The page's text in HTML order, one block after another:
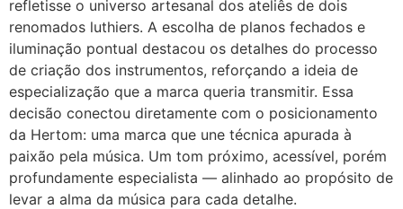
refletisse o universo artesanal dos ateliês de dois
renomados luthiers. A escolha de planos fechados e
iluminação pontual destacou os detalhes do processo
de criação dos instrumentos, reforçando a ideia de
especialização que a marca queria transmitir. Essa
decisão conectou diretamente com o posicionamento
da Hertom: uma marca que une técnica apurada à
paixão pela música. Um tom próximo, acessível, porém
profundamente especialista — alinhado ao propósito de
levar a alma da música para cada detalhe.